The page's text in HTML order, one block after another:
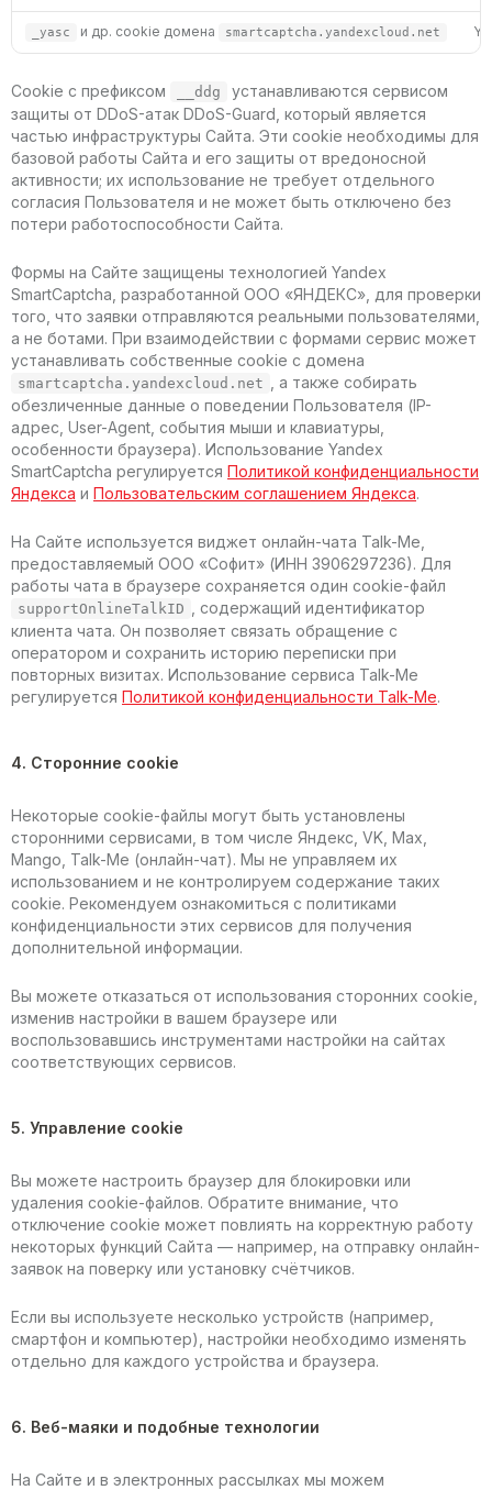
_yasc и др. cookie домена smartcaptcha.yandexcloud.net
Cookie с префиксом __ddg
устанавливаются сервисом
защиты от DDoS-атак DDoS-Guard, который является
частью инфраструктуры Сайта. Эти cookie необходимы для
базовой работы Сайта и его защиты от вредоносной
активности; их использование не требует отдельного
согласия Пользователя и не может быть отключено без
потери работоспособности Сайта.
Формы на Сайте защищены технологией Yandex
SmartCaptcha, разработанной ООО «ЯНДЕКС», для проверки
того, что заявки отправляются реальными пользователями,
а не ботами. При взаимодействии с формами сервис может
устанавливать собственные cookie с домена
smartcaptcha.yandexcloud.net
, а также собирать
обезличенные данные о поведении Пользователя (IP-
адрес, User-Agent, события мыши и клавиатуры,
особенности браузера). Использование Yandex
SmartCaptcha регулируется Политикой конфиденциальности
Яндекса и Пользовательским соглашением Яндекса.
На Сайте используется виджет онлайн-чата Talk-Me,
предоставляемый ООО «Софит» (ИНН 3906297236). Для
работы чата в браузере сохраняется один cookie-файл
supportOnlineTalkID
, содержащий идентификатор
клиента чата. Он позволяет связать обращение с
оператором и сохранить историю переписки при
повторных визитах. Использование сервиса Talk-Me
регулируется Политикой конфиденциальности Talk-Me.
4. Сторонние cookie
Некоторые cookie-файлы могут быть установлены
сторонними сервисами, в том числе Яндекс, VK, Max,
Mango, Talk-Me (онлайн-чат). Мы не управляем их
использованием и не контролируем содержание таких
cookie. Рекомендуем ознакомиться с политиками
конфиденциальности этих сервисов для получения
дополнительной информации.
Вы можете отказаться от использования сторонних cookie,
изменив настройки в вашем браузере или
воспользовавшись инструментами настройки на сайтах
соответствующих сервисов.
5. Управление cookie
Вы можете настроить браузер для блокировки или
удаления cookie-файлов. Обратите внимание, что
отключение cookie может повлиять на корректную работу
некоторых функций Сайта — например, на отправку онлайн-
заявок на поверку или установку счётчиков.
Если вы используете несколько устройств (например,
смартфон и компьютер), настройки необходимо изменять
отдельно для каждого устройства и браузера.
6. Веб-маяки и подобные технологии
На Сайте и в электронных рассылках мы можем